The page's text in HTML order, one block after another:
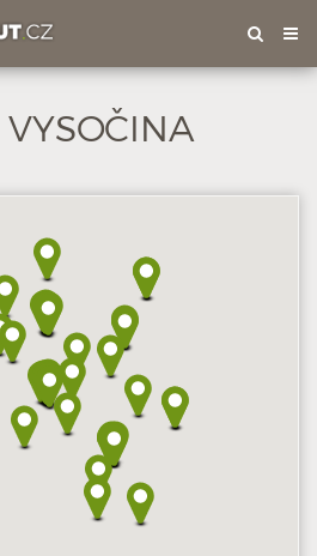
2× Profil terapeuta